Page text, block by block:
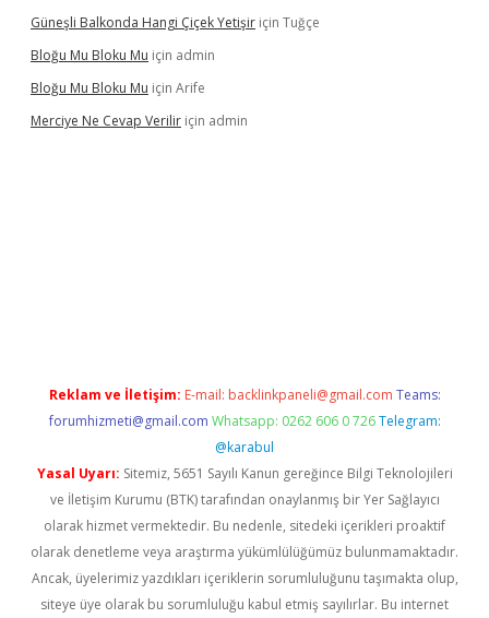
Güneşli Balkonda Hangi Çiçek Yetişir için Tuğçe
Bloğu Mu Bloku Mu için admin
Bloğu Mu Bloku Mu için Arife
Merciye Ne Cevap Verilir için admin
Reklam ve İletişim: E-mail: backlinkpaneli@gmail.com Teams:
forumhizmeti@gmail.com Whatsapp: 0262 606 0 726 Telegram:
@karabul
Yasal Uyarı: Sitemiz, 5651 Sayılı Kanun gereğince Bilgi Teknolojileri
ve İletişim Kurumu (BTK) tarafından onaylanmış bir Yer Sağlayıcı
olarak hizmet vermektedir. Bu nedenle, sitedeki içerikleri proaktif
olarak denetleme veya araştırma yükümlülüğümüz bulunmamaktadır.
Ancak, üyelerimiz yazdıkları içeriklerin sorumluluğunu taşımakta olup,
siteye üye olarak bu sorumluluğu kabul etmiş sayılırlar. Bu internet